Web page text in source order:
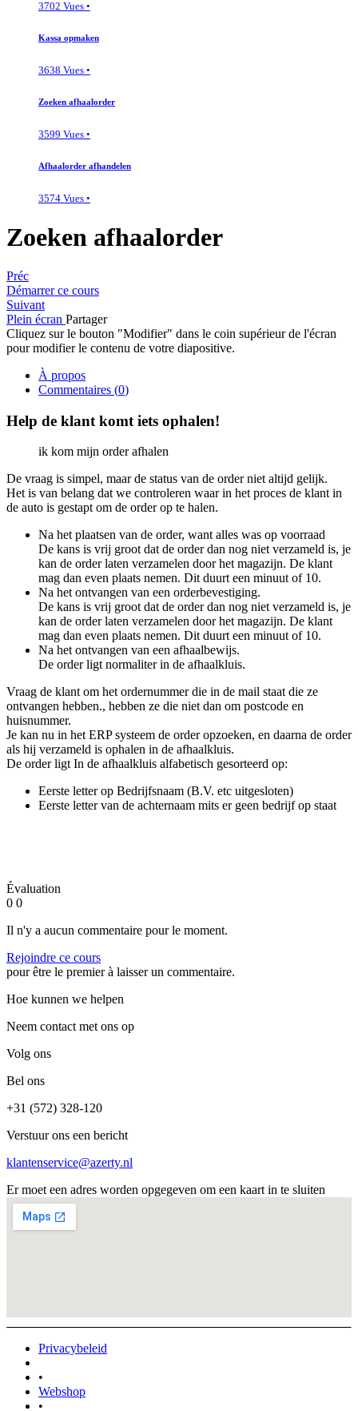
3702 Vues •
Kassa opmaken
3638 Vues •
Zoeken afhaalorder
3599 Vues •
Afhaalorder afhandelen
3574 Vues •
Zoeken afhaalorder
Préc
Démarrer ce cours
Suivant
Plein écran Partager
Cliquez sur le bouton "Modifier" dans le coin supérieur de l'écran
pour modifier le contenu de votre diapositive.
À propos
Commentaires (0)
Help de klant komt iets ophalen!
ik kom mijn order afhalen
De vraag is simpel, maar de status van de order niet altijd gelijk.
Het is van belang dat we controleren waar in het proces de klant in
de auto is gestapt om de order op te halen.
Na het plaatsen van de order, want alles was op voorraad
De kans is vrij groot dat de order dan nog niet verzameld is, je
kan de order laten verzamelen door het magazijn. De klant
mag dan even plaats nemen. Dit duurt een minuut of 10.
Na het ontvangen van een orderbevestiging.
De kans is vrij groot dat de order dan nog niet verzameld is, je
kan de order laten verzamelen door het magazijn. De klant
mag dan even plaats nemen. Dit duurt een minuut of 10.
Na het ontvangen van een afhaalbewijs.
De order ligt normaliter in de afhaalkluis.
Vraag de klant om het ordernummer die in de mail staat die ze
ontvangen hebben., hebben ze die niet dan om postcode en
huisnummer.
Je kan nu in het ERP systeem de order opzoeken, en daarna de order
als hij verzameld is ophalen in de afhaalkluis.
De order ligt In de afhaalkluis alfabetisch gesorteerd op:
Eerste letter op Bedrijfsnaam (B.V. etc uitgesloten)
Eerste letter van de achternaam mits er geen bedrijf op staat
Évaluation
0 0
Il n'y a aucun commentaire pour le moment.
Rejoindre ce cours
pour être le premier à laisser un commentaire.
Hoe kunnen we helpen
Neem contact met ons op
Volg ons
Bel ons
+31 (572) 328-120
Verstuur ons een bericht
klantenservice@azerty.nl
Er moet een adres worden opgegeven om een kaart in te sluiten
Privacybeleid
•
Webshop
•